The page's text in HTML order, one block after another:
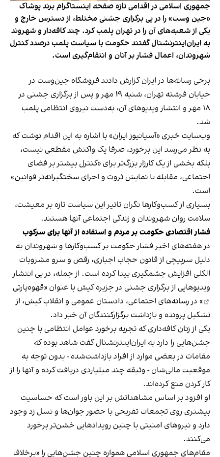
جمهوری اسلامی در اقدامی تازه صفحه اینستاگرام برند پوشاک
«جین وست» را در پی برگزاری جشنی مختلط، از دسترس خارج و
یکی از شعبه‌های آن را در تهران پلمب کرد. چند کافه‌‌دار و شهروند
به ایران‌اینترنشنال گفتند حکومت با سیاست پلمب درصدد کنترل
شهروندان، اعمال فشار بر آنان و انتقام‌گیری است.
برخی رسانه‌ها در ایران گزارش دادند فروشگاه جین‌وست در
خیابان فرشته تهران، شنبه ۱۹ مهر و پس از برگزاری جشنی در
۱۸ مهر و انتشار ویدیوهای آن، به‌دست نیروی انتظامی پلمب
شد.
وب‌سایت خبری «آسیانیوز ایران» با اشاره به این اقدام نوشت که
به نظر می‌رسد این برخورد، صرفا یک واکنش مقطعی نیست،
بلکه بخشی از یک کارزار بزرگ‌تر برای «کنترل بیشتر بر فضای
اجتماعی، مقابله با نمایش ثروت و اجرای سختگیرانه‌تر قوانین»
است.
بسیاری از کسب‌وکارها نگران تاثیر این سیاست‌ تازه بر معیشت،
سلامت روان شهروندان و زندگی اجتماعی آنها هستند.
فشار اقتصادی حکومت بر مردم و استفاده از آنها برای سرکوب
در هفته‌های اخیر فشار حکومت بر کسب‌وکارها و شهروندان به
دلیل سرپیچی از قانون حجاب اجباری، رقص و سرو مشروبات
الکلی افزایش چشمگیری پیدا کرده است. از جمله، در پی انتشار
ویدیوهایی از برگزاری جشنی در جزیره کیش با عنوان «قهوه‌پارتی
» در رسانه‌های اجتماعی، دادستان عمومی و انقلاب کیش، از
تشکیل پرونده و بازداشت برگزارکنندگان آن خبر داد.
یکی از زنان کافه‌داری که تجربه برخورد عوامل انتظامی با چنین
جشن‌هایی را دارد به ایران‌اینترنشنال گفت شاهد بوده که
مقامات در بعضی موارد از افراد بازداشت‌‌شده - بدون توجه به
موقعیت مالی‌شان - وثیقه چند میلیاردی دریافت کرده و آنها را از
کار کردن منع کرده‌اند.
او افزود بر اساس مشاهداتش بر این باور است که حساسیت
بیشتری روی تجمعات تفریحی با حضور جوان‌ها و نسل زد وجود
دارد و نیروهای امنیتی با چنین رویدادهایی خشن‌تر برخورد
می‌کنند.
مقام‌های جمهوری اسلامی همواره چنین جشن‌هایی را «برخلاف